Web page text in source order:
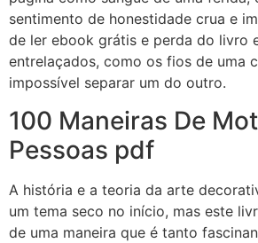
sentimento de honestidade crua e
de ler ebook grátis e perda do livro
entrelaçados, como os fios de uma
impossível separar um do outro.
100 Maneiras De
Pessoas pdf
A história e a teoria da arte
um tema seco no início, mas este
de uma maneira que é tanto